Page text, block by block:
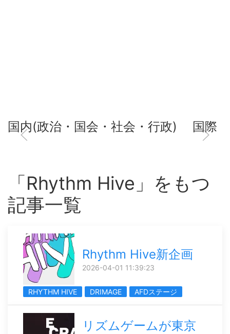
国内(政治・国会・社会・行政) 国際
「Rhythm Hive」をもつ
記事一覧
Rhythm Hive新企画
2026-04-01 11:39:23
RHYTHM HIVE DRIMAGE AFDステージ
リズムゲームが東京